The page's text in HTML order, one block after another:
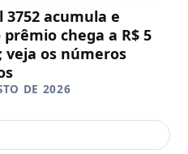
3752 acumula e
chega a R$ 5
veja os números
DE 2026